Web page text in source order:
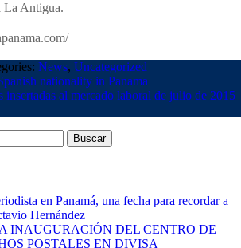
La Antigua.
News, Uncategorized
nationality in Panama
insertadas al mercado laboral de julio de 2015
en Panamá, una fecha para recordar a
Hernández
INAUGURACIÓN DEL CENTRO DE
POSTALES EN DIVISA